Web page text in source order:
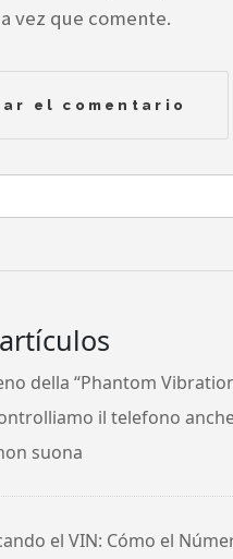
vez que comente.
della “Phantom
il telefono
suona
el VIN: Cómo el